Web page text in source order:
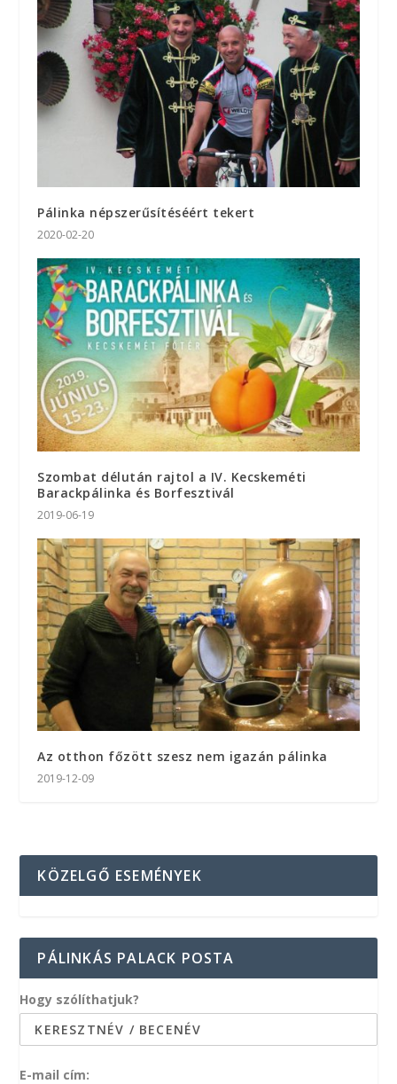
Pálinka népszerűsítéséért tekert
2020-02-20
Szombat délután rajtol a IV. Kecskeméti
Barackpálinka és Borfesztivál
2019-06-19
Az otthon főzött szesz nem igazán pálinka
2019-12-09
KÖZELGŐ ESEMÉNYEK
PÁLINKÁS PALACK POSTA
Hogy szólíthatjuk?
E-mail cím: